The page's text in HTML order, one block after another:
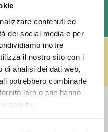
contenuti ed
dei social media e per
inoltre
il nostro sito con i
analisi dei dati web,
potrebbero combinarle
loro o che hanno
servizi.
72 ORE (GIORNI
fusti Perfect Draft
buono da € 5,00 per ogni